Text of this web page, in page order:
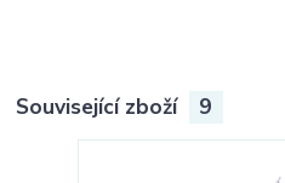
Související zboží 9